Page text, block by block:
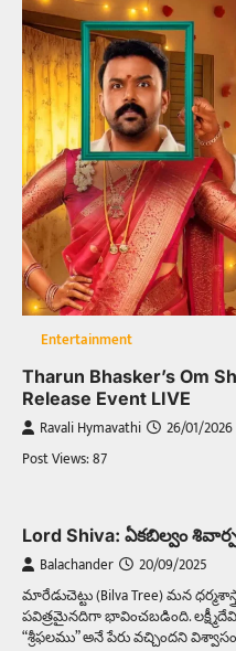
Entertainment
Tharun Bhasker’s Om
Release Event LIVE
Ravali Hymavathi 26/01/2026
Post Views: 87
Lord Shiva: ఏకబిల్వం
Balachander 20/09/2025
మారేడుచెట్టు (Bilva Tree) మన
పవిత్రమైనదిగా భావించబడింది. లక్ష్మీదేవి
“శ్రీఫలము” అనే పేరు వచ్చిందని